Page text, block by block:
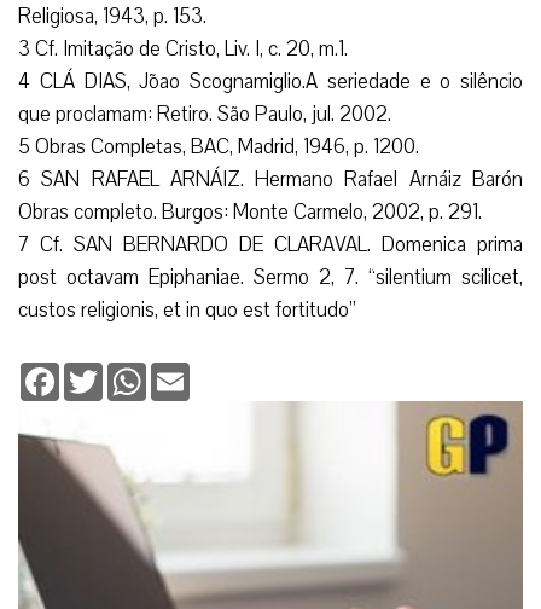
Religiosa, 1943, p. 153.
3 Cf. Imitação de Cristo, Liv. I, c. 20, m.1.
4 CLÁ DIAS, Jõao Scognamiglio.A seriedade e o silêncio
que proclamam: Retiro. São Paulo, jul. 2002.
5 Obras Completas, BAC, Madrid, 1946, p. 1200.
6 SAN RAFAEL ARNÁIZ. Hermano Rafael Arnáiz Barón
Obras completo. Burgos: Monte Carmelo, 2002, p. 291.
7 Cf. SAN BERNARDO DE CLARAVAL. Domenica prima
post octavam Epiphaniae. Sermo 2, 7. “silentium scilicet,
custos religionis, et in quo est fortitudo”
Facebook
TwitterWhatsApp